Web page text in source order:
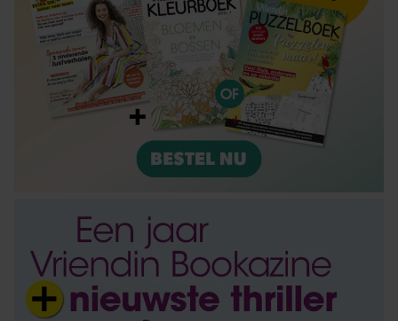
verzameld op basis van uw gebruik van hun services. U
gaat akkoord met onze cookies als u onze website blijft
gebruiken.